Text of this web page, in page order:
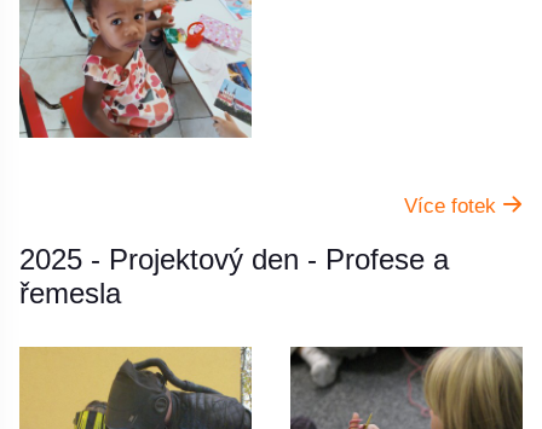
Více fotek
2025 - Projektový den - Profese a
řemesla